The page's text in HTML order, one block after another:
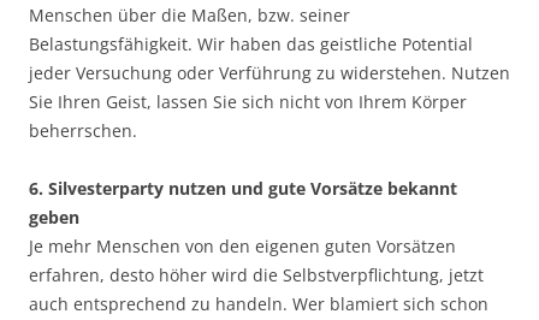
Menschen über die Maßen, bzw. seiner
Belastungsfähigkeit. Wir haben das geistliche Potential
jeder Versuchung oder Verführung zu widerstehen. Nutzen
Sie Ihren Geist, lassen Sie sich nicht von Ihrem Körper
beherrschen.
6. Silvesterparty nutzen und gute Vorsätze bekannt
geben
Je mehr Menschen von den eigenen guten Vorsätzen
erfahren, desto höher wird die Selbstverpflichtung, jetzt
auch entsprechend zu handeln. Wer blamiert sich schon